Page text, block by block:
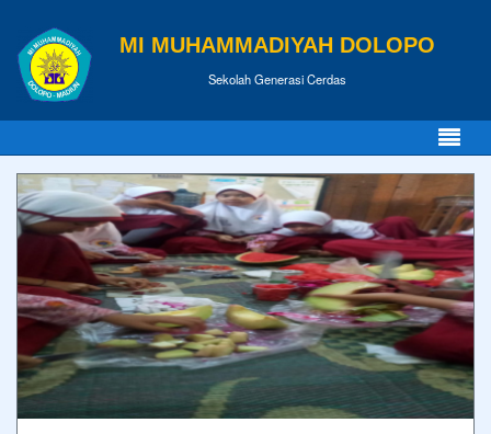
MI MUHAMMADIYAH DOLOPO
Sekolah Generasi Cerdas